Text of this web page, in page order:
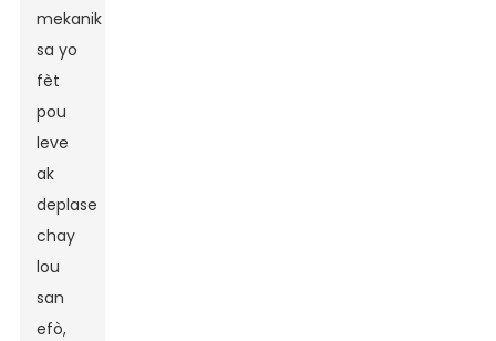
mekanik
sa yo
fèt
pou
leve
ak
deplase
chay
lou
san
efò,